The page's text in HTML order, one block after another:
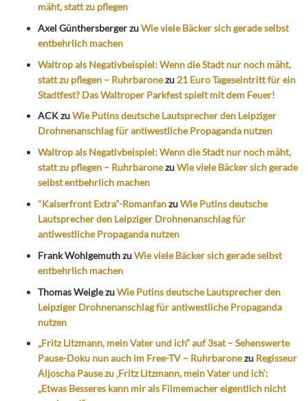
mäht, statt zu pflegen
Axel GünthersbergerzuWie viele Bäcker sich gerade selbst
entbehrlich machen
Waltrop als Negativbeispiel: Wenn die Stadt nur noch mäht,
statt zu pflegen – Ruhrbaronezu 21 Euro Tageseintritt für ein
Stadtfest? Das Waltroper Parkfest spielt mit dem Feuer!
ACKzuWie Putins deutsche Lautsprecher den Leipziger
Drohnenanschlag für antiwestliche Propaganda nutzen
Waltrop als Negativbeispiel: Wenn die Stadt nur noch mäht,
statt zu pflegen – RuhrbaronezuWie viele Bäcker sich gerade
selbst entbehrlich machen
"Kaiserfront Extra"-RomanfanzuWie Putins deutsche
Lautsprecher den Leipziger Drohnenanschlag für
antiwestliche Propaganda nutzen
Frank WohlgemuthzuWie viele Bäcker sich gerade selbst
entbehrlich machen
Thomas WeiglezuWie Putins deutsche Lautsprecher den
Leipziger Drohnenanschlag für antiwestliche Propaganda
nutzen
„Fritz Litzmann, mein Vater und ich“ auf 3sat – Sehenswerte
Pause-Doku nun auch im Free-TV – Ruhrbaronezu Regisseur
Aljoscha Pause zu ‚Fritz Litzmann, mein Vater und ich‘:
„Etwas Besseres kann mir als Filmemacher eigentlich nicht